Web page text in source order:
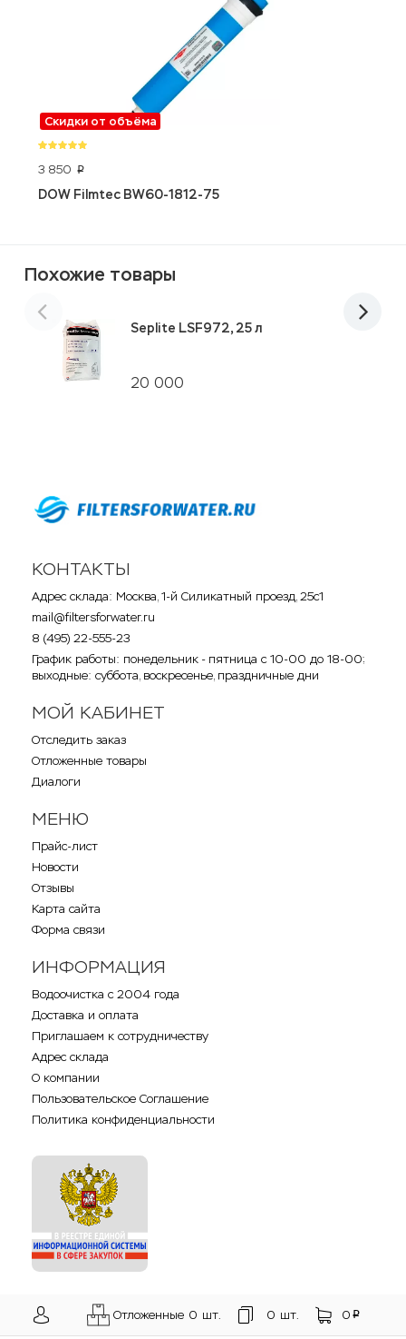
Отложенные 0 шт. 0 шт. 0 p
Скидки от объёма
3 850 p
DOW Filmtec BW60-1812-75
Похожие товары
20 000
Seplite LSF972, 25 л
КОНТАКТЫ
Адрес склада: Москва, 1-й Силикатный проезд, 25с1
mail@filtersforwater.ru
8 (495) 22-555-23
График работы: понедельник - пятница с 10-00 до 18-00;
выходные: суббота, воскресенье, праздничные дни
МОЙ КАБИНЕТ
Отследить заказ
Отложенные товары
Диалоги
МЕНЮ
Прайс-лист
Новости
Отзывы
Карта сайта
Форма связи
ИНФОРМАЦИЯ
Водоочистка с 2004 года
Доставка и оплата
Приглашаем к сотрудничеству
Адрес склада
О компании
Пользовательское Соглашение
Политика конфиденциальности